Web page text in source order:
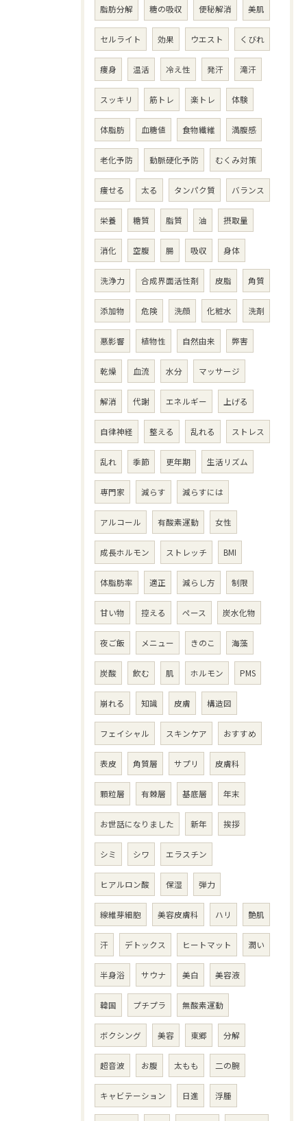
脂肪分解 糖の吸収 便秘解消 美肌
セルライト 効果 ウエスト くびれ
痩身 温活 冷え性 発汗 滝汗
スッキリ 筋トレ 楽トレ 体験
体脂肪 血糖値 食物繊維 満腹感
老化予防 動脈硬化予防 むくみ対策
痩せる 太る タンパク質 バランス
栄養 糖質 脂質 油 摂取量
消化 空腹 腸 吸収 身体
洗浄力 合成界面活性剤 皮脂 角質
添加物 危険 洗顔 化粧水 洗剤
悪影響 植物性 自然由来 弊害
乾燥 血流 水分 マッサージ
解消 代謝 エネルギー 上げる
自律神経 整える 乱れる ストレス
乱れ 季節 更年期 生活リズム
専門家 減らす 減らすには
アルコール 有酸素運動 女性
成長ホルモン ストレッチ BMI
体脂肪率 適正 減らし方 制限
甘い物 控える ペース 炭水化物
夜ご飯 メニュー きのこ 海藻
炭酸 飲む 肌 ホルモン PMS
崩れる 知識 皮膚 構造図
フェイシャル スキンケア おすすめ
表皮 角質層 サプリ 皮膚科
顆粒層 有棘層 基底層 年末
お世話になりました 新年 挨拶
シミ シワ エラスチン
ヒアルロン酸 保湿 弾力
線維芽細胞 美容皮膚科 ハリ 艶肌
汗 デトックス ヒートマット 潤い
半身浴 サウナ 美白 美容液
韓国 プチプラ 無酸素運動
ボクシング 美容 東郷 分解
超音波 お腹 太もも 二の腕
キャビテーション 日進 浮腫